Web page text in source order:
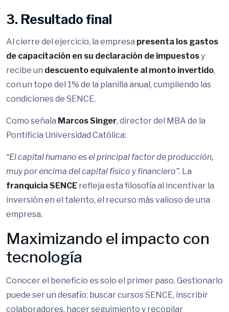
3. Resultado final
Al cierre del ejercicio, la empresa presenta los gastos
de capacitación en su declaración de impuestosy
recibe un descuento equivalente al monto invertido,
con un tope del 1% de la planilla anual, cumpliendo las
condiciones de SENCE.
Como señala Marcos Singer, director del MBA de la
Pontificia Universidad Católica:
“El capital humano es el principal factor de producción,
muy por encima del capital físico y financiero”. La
franquicia SENCE refleja esta filosofía al incentivar la
inversión en el talento, el recurso más valioso de una
empresa.
Maximizando el impacto con
tecnología
Conocer el beneficio es solo el primer paso. Gestionarlo
puede ser un desafío: buscar cursos SENCE, inscribir
colaboradores, hacer seguimiento y recopilar